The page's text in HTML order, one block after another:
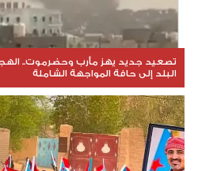
تصعيد جديد يهز مأرب وحضرموت..
البلد إلى حافة المواجهة الشاملة